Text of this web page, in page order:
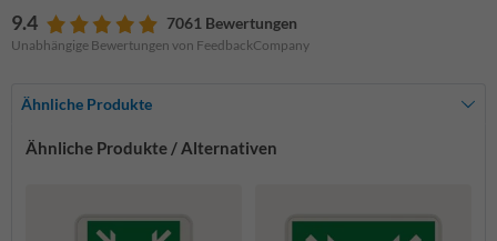
9.4 7061 Bewertungen
Unabhängige Bewertungen von FeedbackCompany
Ähnliche Produkte
Ähnliche Produkte / Alternativen